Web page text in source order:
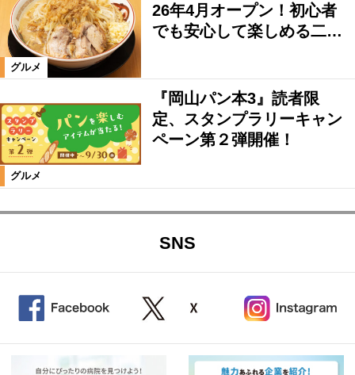
グルメ
26年4月オープン！初心者
でも安心して楽しめる二…
グルメ
『岡山パン本3』読者限
定、スタンプラリーキャン
ペーン第２弾開催！
SNS